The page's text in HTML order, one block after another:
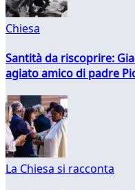
Chiesa
Santità da riscoprire:
agiato amico di padre
La Chiesa si racconta